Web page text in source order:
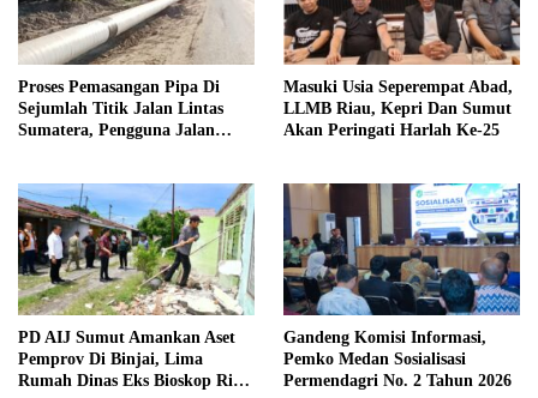
Proses Pemasangan Pipa Di
Sejumlah Titik Jalan Lintas
Sumatera, Pengguna Jalan
Masuki Usia Seperempat Abad,
LLMB Riau, Kepri Dan Sumut
Akan Peringati Harlah Ke-25
PD AIJ Sumut Amankan Aset
Pemprov Di Binjai, Lima
Rumah Dinas Eks Bioskop Ria
Gandeng Komisi Informasi,
Pemko Medan Sosialisasi
Permendagri No. 2 Tahun 2026